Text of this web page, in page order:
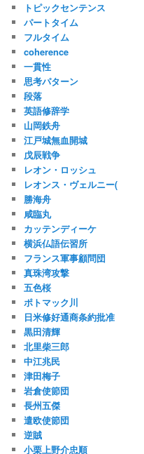
トピックセンテンス
パートタイム
フルタイム
coherence
一貫性
思考パターン
段落
英語修辞学
山岡鉄舟
江戸城無血開城
戊辰戦争
レオン・ロッシュ
レオンス・ヴェルニー(
勝海舟
咸臨丸
カッテンディーケ
横浜仏語伝習所
フランス軍事顧問団
真珠湾攻撃
五色桜
ポトマック川
日米修好通商条約批准
黒田清輝
北里柴三郎
中江兆民
津田梅子
岩倉使節団
長州五傑
遣欧使節団
逆賊
小栗上野介忠順